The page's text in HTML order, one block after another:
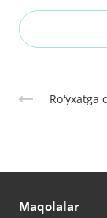
Roʻyxatga
Maqolalar